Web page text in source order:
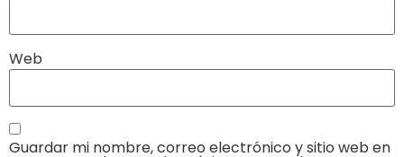
Web
Guardar mi nombre, correo electrónico y sitio web en